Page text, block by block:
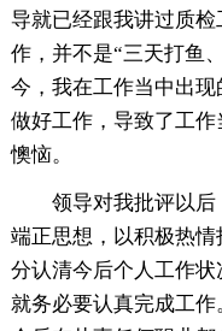
导就已经跟我讲过质
作，并不是“三天打鱼
今，我在工作当中出
做好工作，导致了工
懊恼。
领导对我批评以
端正思想，以积极热
分认清今后个人工作
就务必要认真完成工作